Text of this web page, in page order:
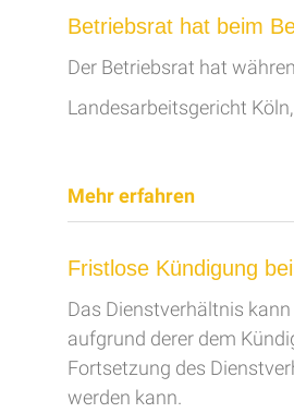
Betriebsrat hat beim
Der Betriebsrat hat
Landesarbeitsgericht
Mehr erfahren
Fristlose Kündigung
Das Dienstverhältnis
aufgrund derer dem
Fortsetzung des
werden kann.